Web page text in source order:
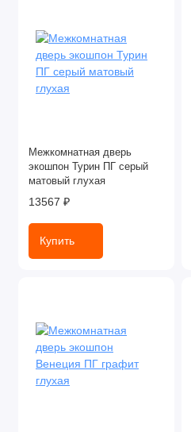
Межкомнатная дверь
экошпон Турин ПГ серый
матовый глухая
13567 ₽
Купить